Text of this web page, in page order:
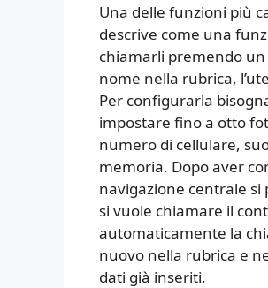
Una delle funzioni più
descrive come una
chiamarli premendo un
nome nella rubrica,
Per configurarla
impostare fino a otto
numero di cellulare,
memoria. Dopo aver
navigazione centrale si
si vuole chiamare il
automaticamente la
nuovo nella rubrica e
dati già inseriti.